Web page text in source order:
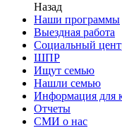
Назад
Наши программы
Выездная работа
Социальный
ШПР
Ищут семью
Нашли семью
Информация для
Отчеты
СМИ о нас